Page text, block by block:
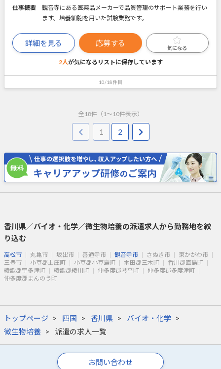
仕事概要
観音寺にある医薬品メーカーで品質管理のサポート業務を行い
ます。培養細胞を用いた試験業務です。
詳細を見る 応募する
気になる
2人が気になるリストに保存しています
10/18件目
全 18件（ 1 ～ 10件表示）
1 2
香川県／バイオ・化学／微生物培養の派遣求人から勤務地を絞
り込む
高松市 丸亀市 坂出市 善通寺市 観音寺市 さぬき市
東かがわ市
三豊市
小豆郡土庄町 小豆郡小豆島町 木田郡三木町
香川郡直島町
綾歌郡宇多津町
綾歌郡綾川町 仲多度郡琴平町
仲多度郡多度津町
仲多度郡まんのう町
トップページ 四国 香川県
バイオ・化学
微生物培養
派遣の求人一覧
お問い合わせ